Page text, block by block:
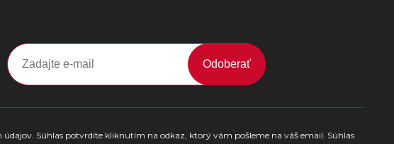
Odoberať
Súhlas potvrdíte kliknutím na odkaz, ktorý vám pošleme na váš email. Súhlas